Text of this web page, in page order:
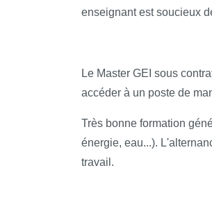
géologiques.
enseignant est soucieux
Le Master GEI sous
accéder à un poste de
Très bonne formation
énergie, eau...).
travail.